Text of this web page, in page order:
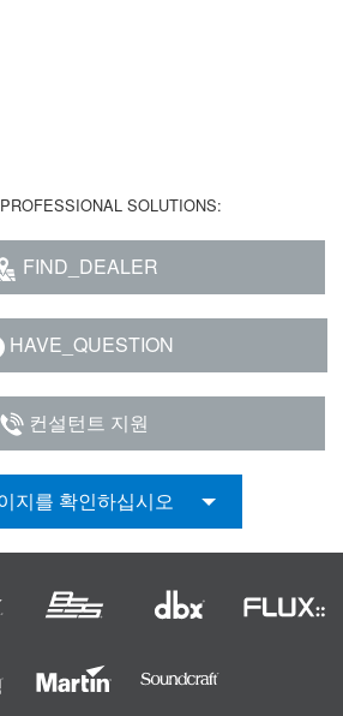
SOLUTIONS:
FIND_DEALER
HAVE_QUESTION
컨설턴트 지원
지를 확인하십시오